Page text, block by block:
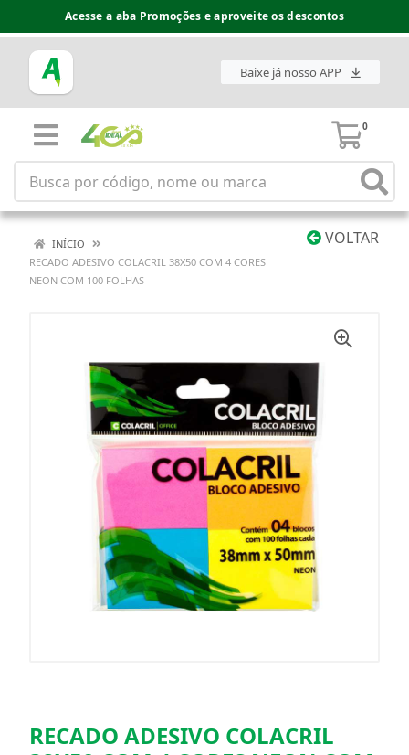
Acesse a aba Promoções e aproveite os descontos
Baixe já nosso APP
0
VOLTAR
INÍCIO
RECADO ADESIVO COLACRIL 38X50 COM 4 CORES
NEON COM 100 FOLHAS
RECADO ADESIVO COLACRIL